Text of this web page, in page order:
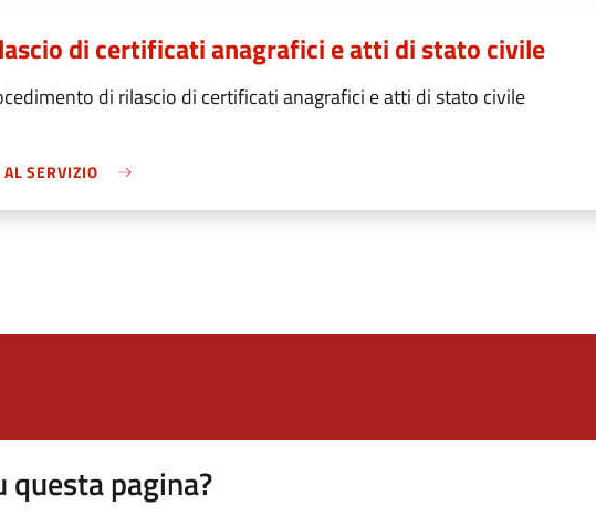
di certificati anagrafici e atti di stato civile
di rilascio di certificati anagrafici e atti di stato civile
SERVIZIO
pagina?